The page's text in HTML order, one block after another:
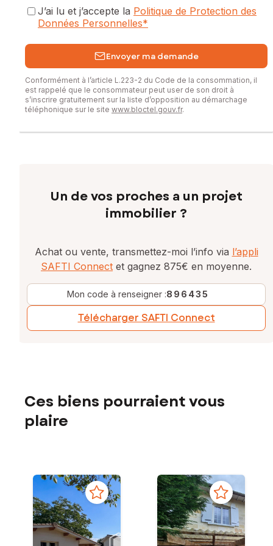
J’ai lu et j’accepte la Politique de Protection des
Données Personnelles*
Envoyer ma demande
Conformément à l’article L.223-2 du Code de la consommation, il
est rappelé que le consommateur peut user de son droit à
s’inscrire gratuitement sur la liste d’opposition au démarchage
téléphonique sur le site www.bloctel.gouv.fr.
Un de vos proches a un projet
immobilier ?
Achat ou vente, transmettez-moi l’info via l’appli
SAFTI Connect et gagnez 875€ en moyenne.
Mon code à renseigner :896435
Télécharger SAFTI Connect
Ces biens pourraient vous
plaire